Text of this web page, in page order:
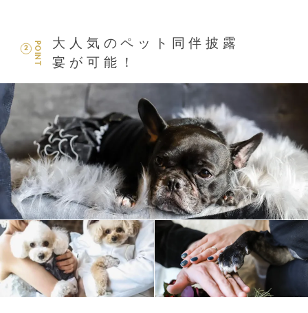
POINT
2
大人気のペット同伴披露
宴が可能！